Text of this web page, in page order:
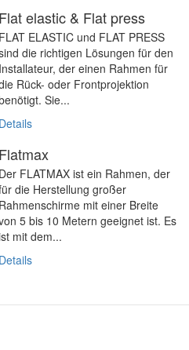
Flat elastic & Flat press
FLAT ELASTIC und FLAT PRESS
die richtigen Lösungen für den
Installateur, der einen Rahmen für
Rück- oder Frontprojektion
Sie...
Details
Flatmax
Der FLATMAX ist ein Rahmen, der
die Herstellung großer
Rahmenschirme mit einer Breite
5 bis 10 Metern geeignet ist. Es
mit dem...
Details